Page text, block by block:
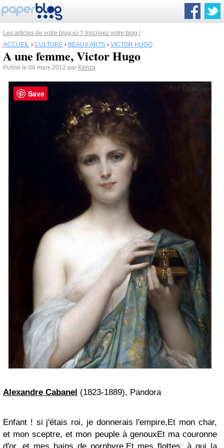
Les articles de votre blog ici ? Inscrivez votre blog !
ACCUEIL › CULTURE › BEAUX ARTS › VICTOR HUGO
A une femme, Victor Hugo
Publié le 08 mars 2012 par Kenza
Alexandre Cabanel (1823-1889), Pandora
Enfant ! si j'étais roi, je donnerais l'empire,Et mon char,
et mon sceptre, et mon peuple à genouxEt ma couronne
Save